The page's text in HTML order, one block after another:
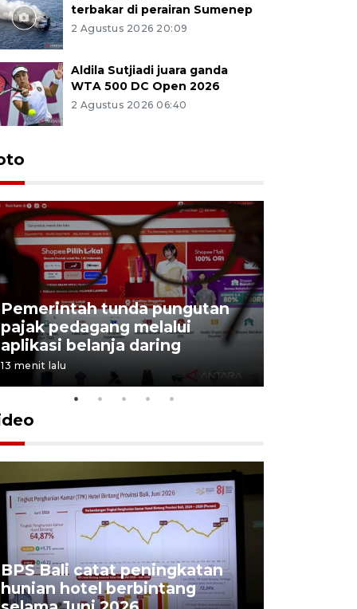
terbakar di perairan Sumenep
2 Agustus 2026 20:09
Aldila Sutjiadi juara ganda
WTA 500 DC Open 2026
2 Agustus 2026 06:40
Pemerintah tunda pungutan
pajak pedagang melalui
aplikasi belanja daring
13 menit lalu
BPS Bali catat peningkatan
hunian hotel berbintang